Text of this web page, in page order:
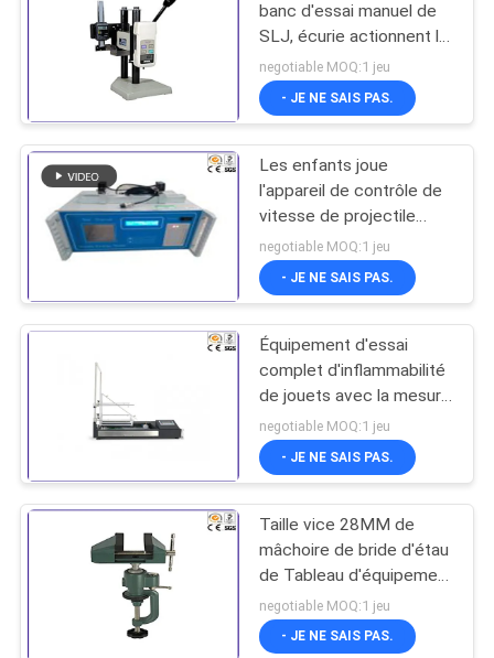
SITE
POLITIQUE
CONFIDENTIALITÉ
banc d'essai manuel de
SLJ, écurie actionnent le
banc d'essai vertical
negotiable MOQ:1 jeu
- JE NE SAIS PAS.
Les enfants joue
l'appareil de contrôle de
vitesse de projectile
d'équipement
d'essai/l'appareil de
contrôle énergie
negotiable MOQ:1 jeu
- JE NE SAIS PAS.
Équipement d'essai
complet d'inflammabilité
de jouets avec la mesure
de taille de flamme de
20mm 40mm
negotiable MOQ:1 jeu
- JE NE SAIS PAS.
Taille vice 28MM de
mâchoire de bride d'étau
de Tableau d'équipement
d'essai de 4 jouets de
pouce
negotiable MOQ:1 jeu
- JE NE SAIS PAS.